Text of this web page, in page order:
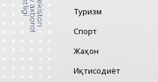
Туризм
Спорт
Жаҳон
Иқтисодиёт